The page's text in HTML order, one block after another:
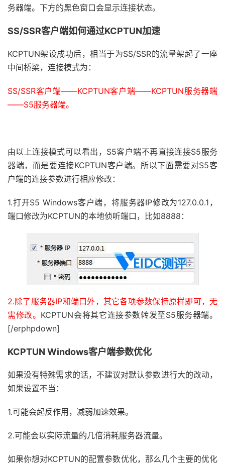
务器端。下方的黑色窗口会显示连接状态。
SS/SSR客户端如何通过KCPTUN加速
KCPTUN架设成功后，相当于为SS/SSR的流量架起了一座
中间桥梁，连接模式为：
SS/SSR客户端——KCPTUN客户端——KCPTUN服务器端
——S5服务器端。
由以上连接模式可以看出，S5客户端不再直接连接S5服务
器端，而是要连接KCPTUN客户端。所以下面需要对S5客
户端的连接参数进行相应修改：
1.打开S5 Windows客户端，将服务器IP修改为127.0.0.1，
端口修改为KCPTUN的本地侦听端口，比如8888：
2.除了服务器IP和端口外，其它各项参数保持原样即可，无
需修改。 KCPTUN会将其它连接参数转发至S5服务器端。
[/erphpdown]
KCPTUN Windows客户端参数优化
如果没有特殊需求的话，不建议对默认参数进行大的改动，
如果设置不当：
1.可能会起反作用，减弱加速效果。
2.可能会以实际流量的几倍消耗服务器流量。
如果你想对KCPTUN的配置参数优化，那么几个主要的优化